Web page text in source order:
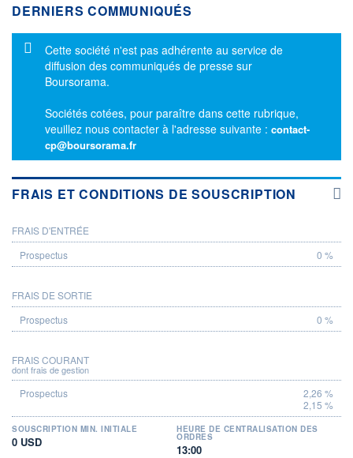
DERNIERS COMMUNIQUÉS
Message d'information
Cette société n'est pas adhérente au service de
diffusion des communiqués de presse sur
Boursorama.
Sociétés cotées, pour paraître dans cette rubrique,
veuillez nous contacter à l'adresse suivante : contact-
cp@boursorama.fr
FRAIS ET CONDITIONS DE SOUSCRIPTION
PROSPECTUS
FRAIS D'ENTRÉE
0 %
FRAIS DE SORTIE
0 %
FRAIS COURANT
dont frais de gestion
2,26 %
2,15 %
SOUSCRIPTION MIN. INITIALE
0 USD
HEURE DE CENTRALISATION DES
ORDRES
13:00